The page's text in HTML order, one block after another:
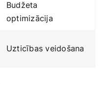
Budžeta
optimizācija
Uzticības​ veidošana